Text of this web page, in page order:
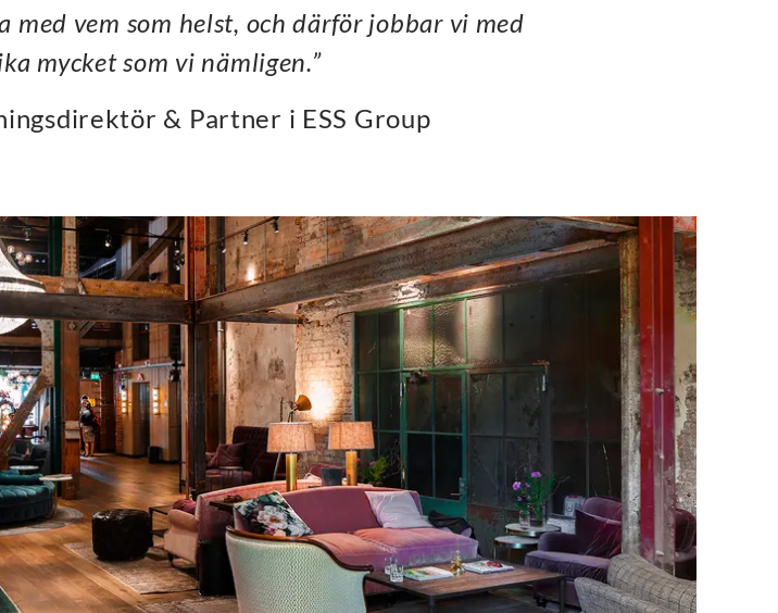
med vem som helst, och därför jobbar vi med
mycket som vi nämligen.”
& Partner i ESS Group